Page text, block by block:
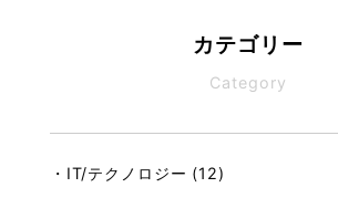
カテゴリー
Category
・IT/テクノロジー (12)